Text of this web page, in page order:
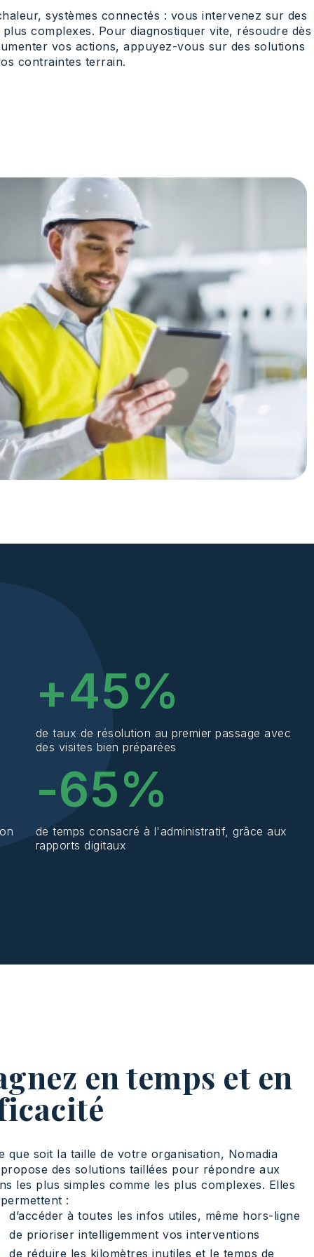
systèmes connectés : vous intervenez sur des
complexes. Pour diagnostiquer vite, résoudre dès
vos actions, appuyez-vous sur des solutions
contraintes terrain.
de taux de résolution au premier passage avec
des visites bien préparées
+45%
de temps consacré à l'administratif, grâce aux
rapports digitaux
-65%
en temps et en
que soit la taille de votre organisation, Nomadia
des solutions taillées pour répondre aux
les plus simples comme les plus complexes. Elles
:
d’accéder à toutes les infos utiles, même hors-ligne
de prioriser intelligemment vos interventions
de réduire les kilomètres inutiles et le temps de